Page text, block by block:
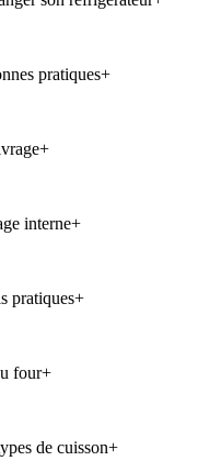
pratiques+
+
interne+
pratiques+
four+
de cuisson+